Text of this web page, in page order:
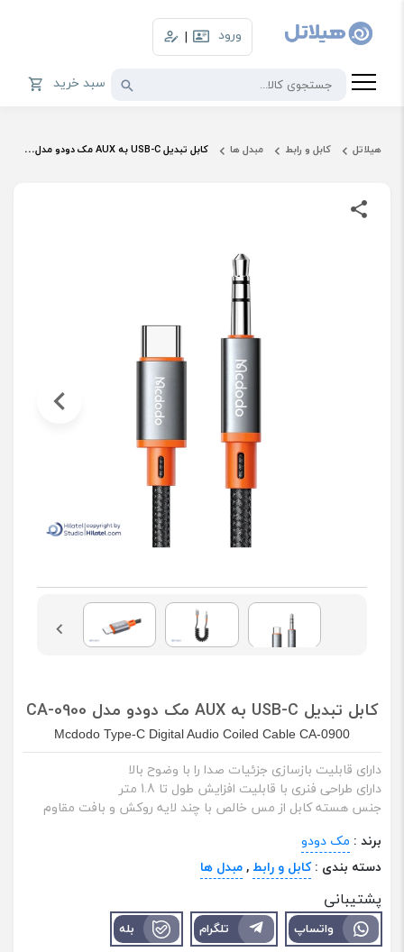
ورود |
سبد خرید
هیلاتل کابل و رابط مبدل ها کابل تبدیل USB-C به AUX مک دودو مدل CA-0900
کابل تبدیل USB-C به AUX مک دودو مدل CA-0900
Mcdodo Type-C Digital Audio Coiled Cable CA-0900
دارای قابلیت بازسازی جزئیات صدا را با وضوح بالا
دارای طراحی فنری با قابلیت افزایش طول تا 1.8 متر
جنس هسته کابل از مس خالص با چند لایه روکش و بافت مقاوم
برند : مک ‌دودو
دسته بندی :کابل و رابط ,مبدل ها
پشتیبانی
واتساپ تلگرام بله